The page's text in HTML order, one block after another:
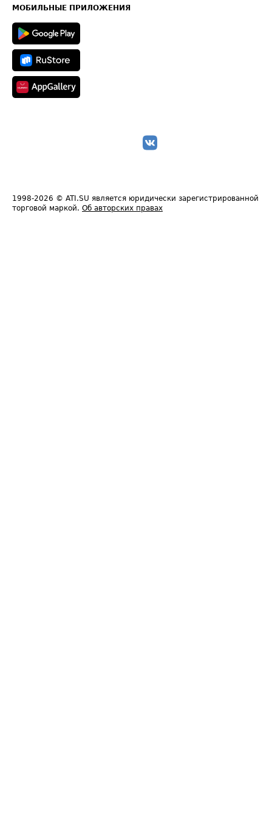
Техническая информация
МОБИЛЬНЫЕ ПРИЛОЖЕНИЯ
1998-2026 © ATI.SU является юридически зарегистрированной
торговой маркой. Об авторских правах